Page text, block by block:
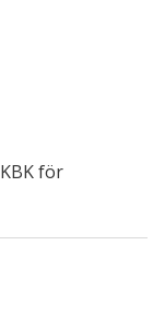
för